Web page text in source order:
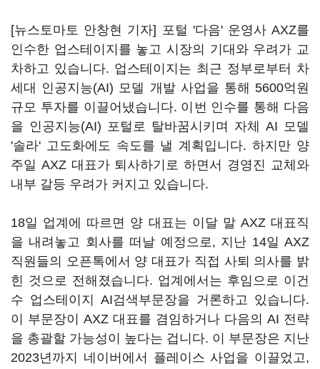
[뉴스토마토 안창현 기자] 포털 '다음' 운영사 AXZ를
인수한 업스테이지를 놓고 시장의 기대와 우려가 교
차하고 있습니다. 업스테이지는 최근 정부로부터 차
세대 인공지능(AI) 모델 개발 사업을 통해 5600억원
규모 투자를 이끌어냈습니다. 이번 인수를 통해 다음
을 인공지능(AI) 포털로 탈바꿈시키며 자체 AI 모델
'솔라' 고도화에도 속도를 낼 계획입니다. 하지만 양
주일 AXZ 대표가 퇴사하기로 하면서 경영진 교체와
내부 갈등 우려가 커지고 있습니다.
18일 업계에 따르면 양 대표는 이달 말 AXZ 대표직
을 내려놓고 회사를 떠날 예정으로, 지난 14일 AXZ
직원들의 오픈톡에서 양 대표가 직접 사퇴 의사를 밝
힌 것으로 전해졌습니다. 업계에서는 후임으로 이건
수 업스테이지 AI검색부문장을 거론하고 있습니다.
이 부문장이 AXZ 대표를 겸임하거나 다음의 AI 전략
을 총괄할 가능성이 높다는 겁니다. 이 부문장은 지난
2023년까지 네이버에서 플레이스 사업을 이끌었고,